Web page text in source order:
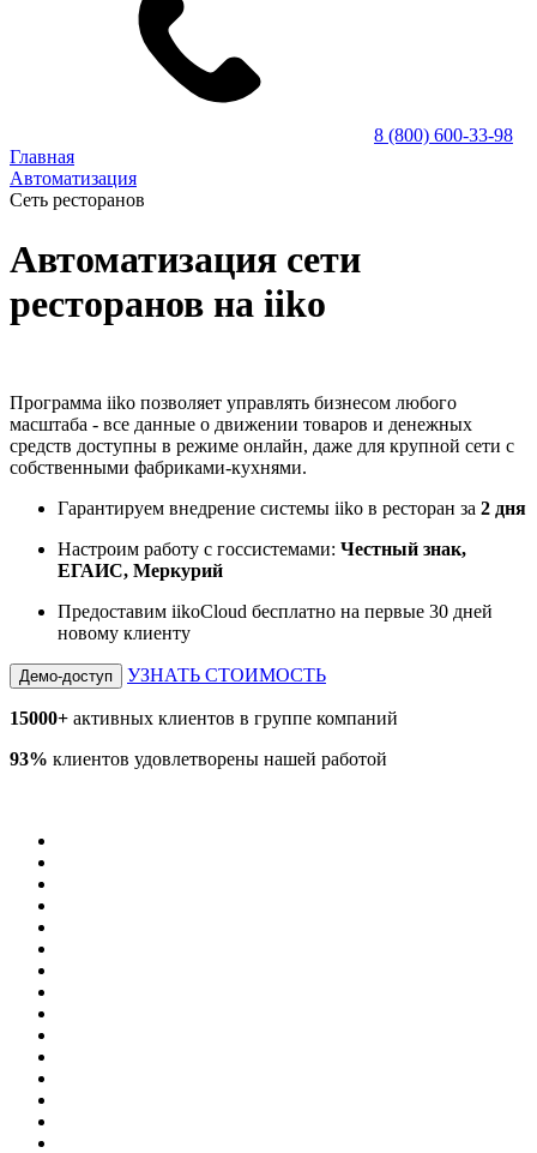
8 (800) 600-33-98
Главная
Автоматизация
Сеть ресторанов
Автоматизация сети
ресторанов на iiko
Программа iiko позволяет управлять бизнесом любого
масштаба - все данные о движении товаров и денежных
средств доступны в режиме онлайн, даже для крупной сети с
собственными фабриками-кухнями.
Гарантируем внедрение системы iiko в ресторан за 2 дня
Настроим работу с госсистемами: Честный знак,
ЕГАИС, Меркурий
Предоставим iikoCloud бесплатно на первые 30 дней
новому клиенту
Демо-доступ УЗНАТЬ СТОИМОСТЬ
15000+ активных клиентов в группе компаний
93% клиентов удовлетворены нашей работой